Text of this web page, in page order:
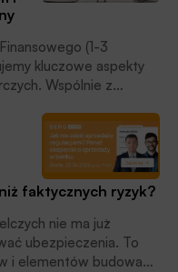
(1-3
kluczowe aspekty
Wspólnie z
– przyjrzymy się
wojennych oraz
przyszłej
prasowej
są Związek Banków
Miesięcznik
BANK.pl są partnerami
faktycznych ryzyk?
nie ma już
ubezpieczenia. To
i elementów budowania